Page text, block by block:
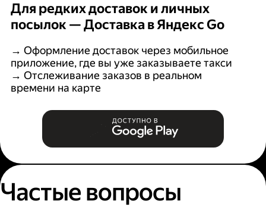
Для редких доставок и личных
посылок — Доставка в Яндекс Go
→ Оформление доставок через мобильное
приложение, где вы уже заказываете такси
→ Отслеживание заказов в реальном
времени на карте
Частые вопросы